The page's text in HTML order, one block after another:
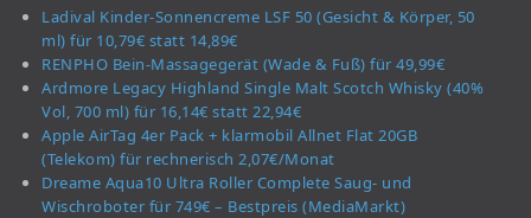
Ladival Kinder-Sonnencreme LSF 50 (Gesicht & Körper, 50
ml) für 10,79€ statt 14,89€
RENPHO Bein-Massagegerät (Wade & Fuß) für 49,99€
Ardmore Legacy Highland Single Malt Scotch Whisky (40%
Vol, 700 ml) für 16,14€ statt 22,94€
Apple AirTag 4er Pack + klarmobil Allnet Flat 20GB
(Telekom) für rechnerisch 2,07€/Monat
Dreame Aqua10 Ultra Roller Complete Saug- und
Wischroboter für 749€ – Bestpreis (MediaMarkt)